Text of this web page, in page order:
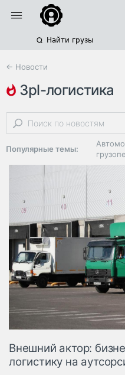
Найти грузы
← Новости
3pl-логистика
российская логистика
Популярные темы:
ЭДО,
Дороги,
Внешний актор:
логистику на